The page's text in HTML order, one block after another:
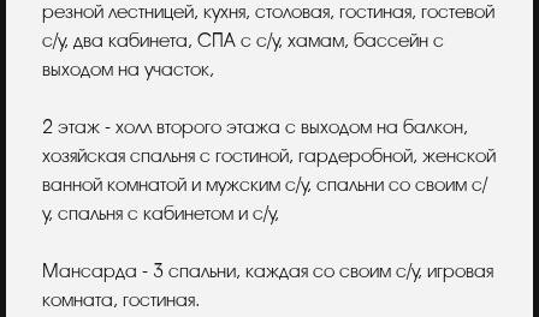
резной лестницей, кухня, столовая, гостиная, гостевой
с/у, два кабинета, СПА с с/у, хамам, бассейн с
выходом на участок,
2 этаж - холл второго этажа с выходом на балкон,
хозяйская спальня с гостиной, гардеробной, женской
ванной комнатой и мужским с/у, спальни со своим с/
у, спальня с кабинетом и с/у,
Мансарда - 3 спальни, каждая со своим с/у, игровая
комната, гостиная.